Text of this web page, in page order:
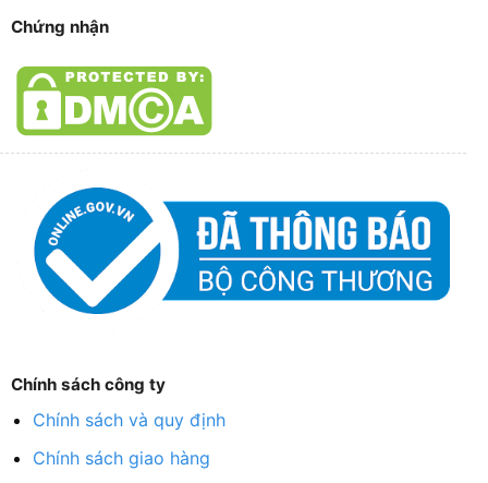
Chứng nhận
Chính sách công ty
Chính sách và quy định
Chính sách giao hàng